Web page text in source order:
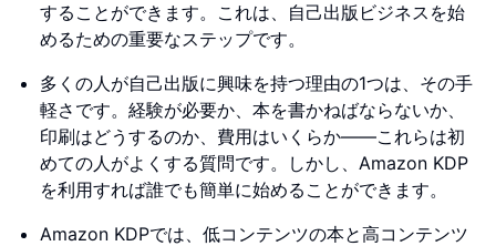
することができます。これは、自己出版ビジネスを始
めるための重要なステップです。
多くの人が自己出版に興味を持つ理由の1つは、その手
軽さです。経験が必要か、本を書かねばならないか、
印刷はどうするのか、費用はいくらか――これらは初
めての人がよくする質問です。しかし、Amazon KDP
を利用すれば誰でも簡単に始めることができます。
Amazon KDPでは、低コンテンツの本と高コンテンツ